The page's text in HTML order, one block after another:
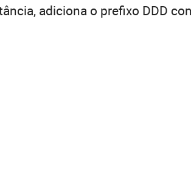
adiciona o prefixo DDD